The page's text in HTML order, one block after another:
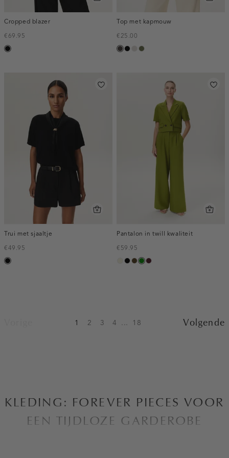
Cropped blazer
€69.95
zwart
Top met kapmouw
€25.00
chocozwarttaupe,
groen,
Trui met sjaaltje
€49.95
zwart
Pantalon in twill kwaliteit
€59.95
ecru
zwart
toffee
groenpruim,
1 2 3 4 ... 18 Volgende
KLEDING: FOREVER PIECES VOOR
EEN TIJDLOZE GARDEROBE